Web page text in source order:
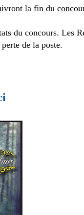
la fin du
du concours. Les
de la poste.